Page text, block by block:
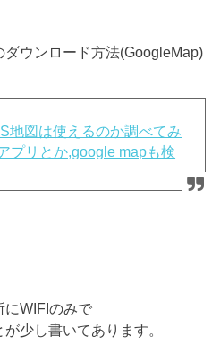
ウンロード方法(GoogleMap)
地図は使えるのか調べてみ
プリとか,google mapも検
WIFIのみで
少し書いてあります。